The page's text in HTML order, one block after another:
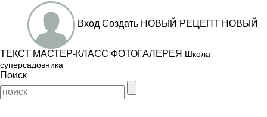
Вход Создать НОВЫЙ РЕЦЕПТ НОВЫЙ
ТЕКСТ МАСТЕР-КЛАСС ФОТОГАЛЕРЕЯ Школа
суперсадовника
Поиск